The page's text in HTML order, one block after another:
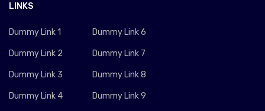
LINKS
Dummy Link 1
Dummy Link 2
Dummy Link 3
Dummy Link 4
Dummy Link 6
Dummy Link 7
Dummy Link 8
Dummy Link 9